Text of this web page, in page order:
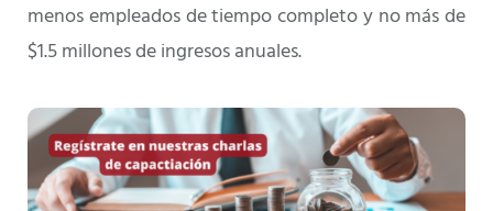
menos empleados de tiempo completo y no más de
$1.5 millones de ingresos anuales.